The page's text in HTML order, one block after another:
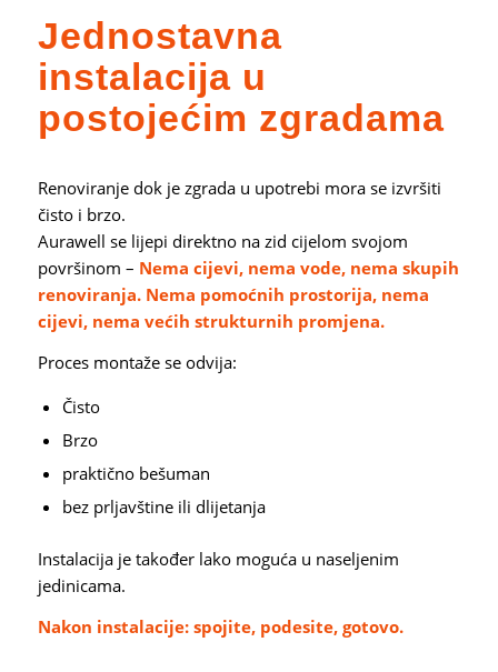
Jednostavna
instalacija u
postojećim zgradama
Renoviranje dok je zgrada u upotrebi mora se izvršiti
čisto i brzo.
Aurawell se lijepi direktno na zid cijelom svojom
površinom – Nema cijevi, nema vode, nema skupih
renoviranja. Nema pomoćnih prostorija, nema
cijevi, nema većih strukturnih promjena.
Proces montaže se odvija:
Čisto
Brzo
praktično bešuman
bez prljavštine ili dlijetanja
Instalacija je također lako moguća u naseljenim
jedinicama.
Nakon instalacije: spojite, podesite, gotovo.